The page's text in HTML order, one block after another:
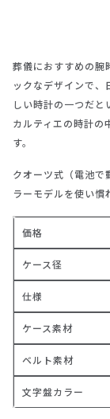
葬儀におすすめの腕
ックなデザインで
しい時計の一つだと
カルティエの時計の
す。
クオーツ式（電池で
ラーモデルを使い慣
価格
ケース径
仕様
ケース素材
ベルト素材
文字盤カラー